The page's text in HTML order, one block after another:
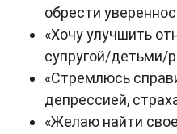
обрести
«Хочу улучшить
супругой/детьми/
«Стремлюсь
депрессией,
«Желаю найти